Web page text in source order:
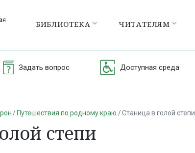
БИБЛИОТЕКА ЧИТАТЕЛЯМ
Задать вопрос Доступная среда
Путешествия по родному краю Станица в голой степи
степи